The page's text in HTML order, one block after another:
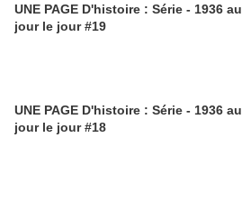
UNE PAGE D'histoire : Série - 1936 au
jour le jour #19
UNE PAGE D'histoire : Série - 1936 au
jour le jour #18